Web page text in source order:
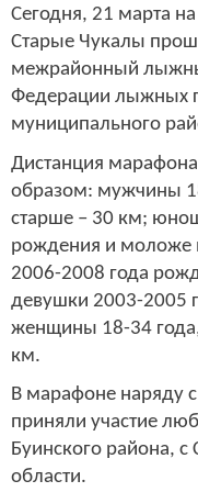
Сегодня, 21 марта
Старые Чукалы
межрайонный
Федерации лыжных
муниципального
Дистанция
образом: мужчины
старше – 30 км;
рождения и моложе
2006-2008 года
девушки 2003-2005
женщины 18-34 года,
км.
В марафоне наряду
приняли участие
Буинского района, с
области.